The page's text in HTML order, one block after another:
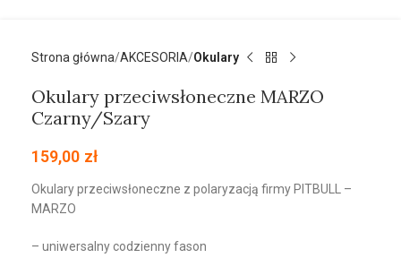
Strona główna AKCESORIA Okulary
Okulary przeciwsłoneczne MARZO
Czarny/Szary
159,00 zł
Okulary przeciwsłoneczne z polaryzacją firmy PITBULL –
MARZO
– uniwersalny codzienny fason